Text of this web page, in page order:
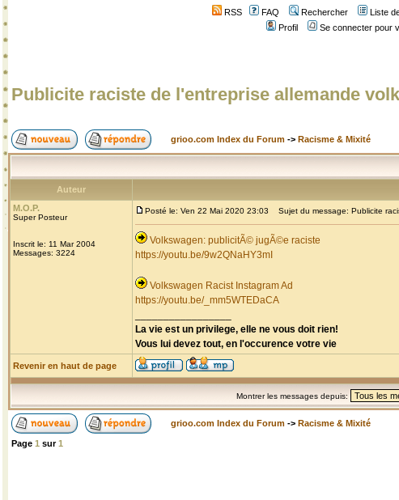
RSS FAQ Rechercher Liste
Profil
Se connecter pour
Publicite raciste de l'entreprise allemande
grioo.com Index du Forum -> Racisme & Mixité
Auteur
M.O.P.
Super Posteur
Inscrit le: 11 Mar 2004
Messages: 3224
Posté le: Ven 22 Mai 2020 23:03 Sujet du message: Publicite
Volkswagen: publicitÃ© jugÃ©e raciste
https://youtu.be/9w2QNaHY3mI
Volkswagen Racist Instagram Ad
https://youtu.be/_mm5WTEDaCA
La vie est un privilege, elle ne vous doit rien!
Vous lui devez tout, en l'occurence votre vie
Revenir en haut de page
Montrer les messages depuis:
grioo.com Index du Forum -> Racisme & Mixité
Page 1 sur1